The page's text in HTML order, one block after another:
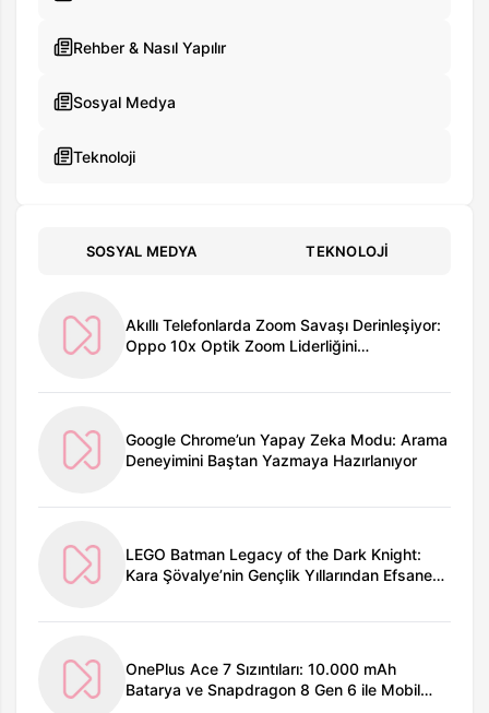
Rehber & Nasıl Yapılır
Sosyal Medya
Teknoloji
SOSYAL MEDYA TEKNOLOJI
Akıllı Telefonlarda Zoom Savaşı Derinleşiyor:
Oppo 10x Optik Zoom Liderliğini
Google Chrome’un Yapay Zeka Modu: Arama
Deneyimini Baştan Yazmaya Hazırlanıyor
LEGO Batman Legacy of the Dark Knight:
Kara Şövalye’nin Gençlik Yıllarından Efsaneye
OnePlus Ace 7 Sızıntıları: 10.000 mAh
Batarya ve Snapdragon 8 Gen 6 ile Mobil